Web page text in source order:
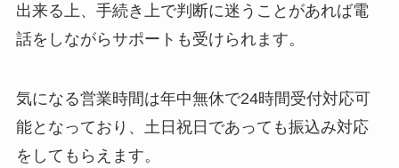
出来る上、手続き上で判断に迷うことがあれば電
話をしながらサポートも受けられます。
気になる営業時間は年中無休で24時間受付対応可
能となっており、土日祝日であっても振込み対応
をしてもらえます。